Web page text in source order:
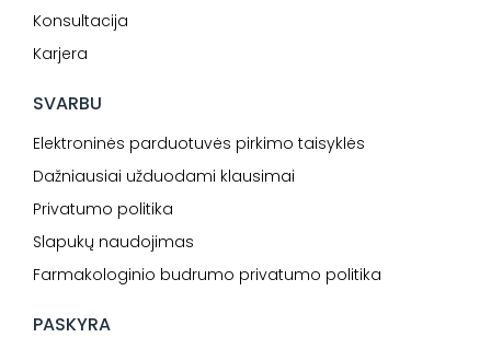
Konsultacija
Karjera
SVARBU
Elektroninės parduotuvės pirkimo taisyklės
Dažniausiai užduodami klausimai
Privatumo politika
Slapukų naudojimas
Farmakologinio budrumo privatumo politika
PASKYRA